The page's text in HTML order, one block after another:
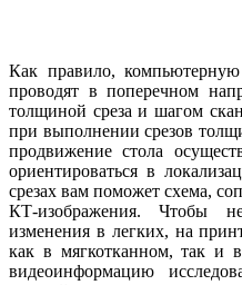
Как правило,
проводят в поперечном
толщиной среза и шагом
при выполнении срезов
продвижение стола
ориентироваться в
срезах вам поможет схема,
КТ-изображения. Чтобы
изменения в легких, на
как в мягкотканном, так и
видеоинформацию